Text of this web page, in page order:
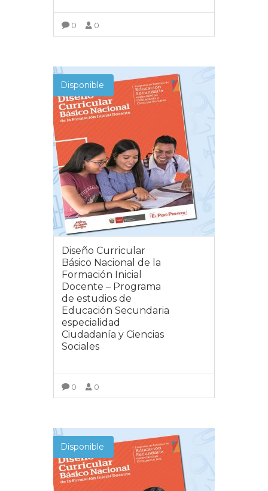
0 0
Disponible
Diseño Curricular
Básico Nacional de la
Formación Inicial
Docente – Programa
de estudios de
Educación Secundaria
especialidad
Ciudadanía y Ciencias
Sociales
0 0
Disponible